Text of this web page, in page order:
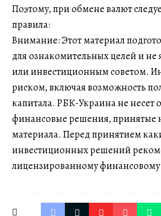
Поэтому, при обмене валют
правила:
Внимание: Этот материал
для ознакомительных целей и
или инвестиционным советом.
риском, включая возможность
капитала. РБК-Украина не несет
финансовые решения, принятые
материала. Перед принятием
инвестиционных решений
лицензированному финансовому